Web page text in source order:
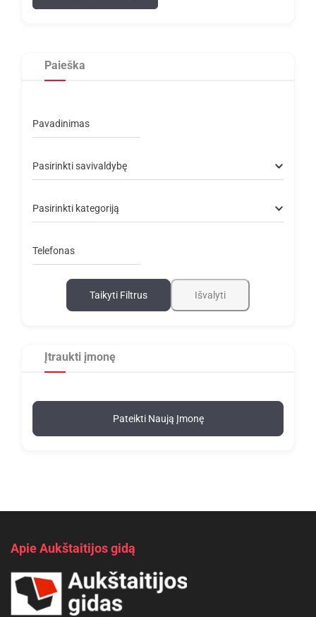
Paieška
Pavadinimas
Pasirinkti savivaldybę
Pasirinkti kategoriją
Telefonas
Taikyti Filtrus Išvalyti
Įtraukti įmonę
Pateikti Naują Įmonę
Apie Aukštaitijos gidą